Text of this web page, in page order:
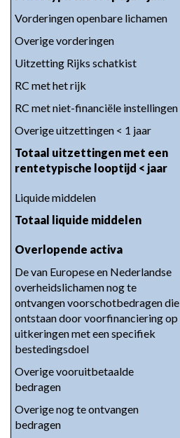
Vorderingen openbare lichamen
Overige vorderingen
Uitzetting Rijks schatkist
RC met het rijk
RC met niet-financiële instellingen
Overige uitzettingen < 1 jaar
Totaal uitzettingen met een
rentetypische looptijd < jaar
Liquide middelen
Totaal liquide middelen
Overlopende activa
De van Europese en Nederlandse
overheidslichamen nog te
ontvangen voorschotbedragen die
ontstaan door voorfinanciering op
uitkeringen met een specifiek
bestedingsdoel
Overige vooruitbetaalde
bedragen
Overige nog te ontvangen
bedragen